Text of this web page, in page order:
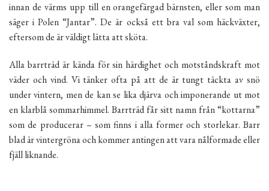
innan de värms upp till en orangefärgad bärnsten, eller som man
säger i Polen “Jantar”. De är också ett bra val som häckväxter,
eftersom de är väldigt lätta att sköta.
Alla barrträd är kända för sin härdighet och motståndskraft mot
väder och vind. Vi tänker ofta på att de är tungt täckta av snö
under vintern, men de kan se lika djärva och imponerande ut mot
en klarblå sommarhimmel. Barrträd får sitt namn från “kottarna”
som de producerar – som finns i alla former och storlekar. Barr
blad är vintergröna och kommer antingen att vara nålformade eller
fjäll liknande.